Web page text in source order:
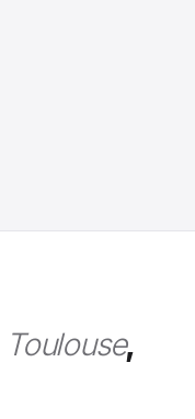
Toulouse,